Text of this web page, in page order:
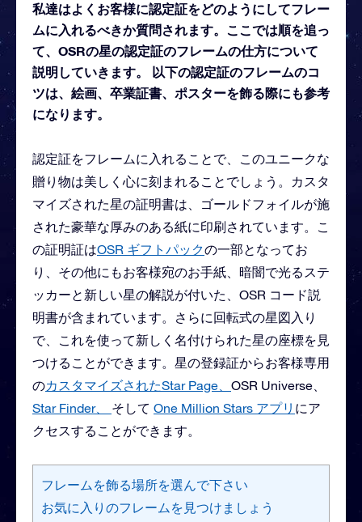
私達はよくお客様に認定証をどのようにしてフレー
ムに入れるべきか質問されます。ここでは順を追っ
て、OSRの星の認定証のフレームの仕方について
説明していきます。 以下の認定証のフレームのコ
ツは、絵画、卒業証書、ポスターを飾る際にも参考
になります。
認定証をフレームに入れることで、このユニークな
贈り物は美しく心に刻まれることでしょう。カスタ
マイズされた星の証明書は、ゴールドフォイルが施
された豪華な厚みのある紙に印刷されています。こ
の証明証はOSR ギフトパックの一部となってお
り、その他にもお客様宛のお手紙、暗闇で光るステ
ッカーと新しい星の解説が付いた、OSR コード説
明書が含まれています。さらに回転式の星図入り
で、これを使って新しく名付けられた星の座標を見
つけることができます。星の登録証からお客様専用
のカスタマイズされたStar Page、 OSR Universe、
Star Finder、 そして One Million Stars アプリ にア
クセスすることができます。
フレームを飾る場所を選んで下さい
お気に入りのフレームを見つけましょう